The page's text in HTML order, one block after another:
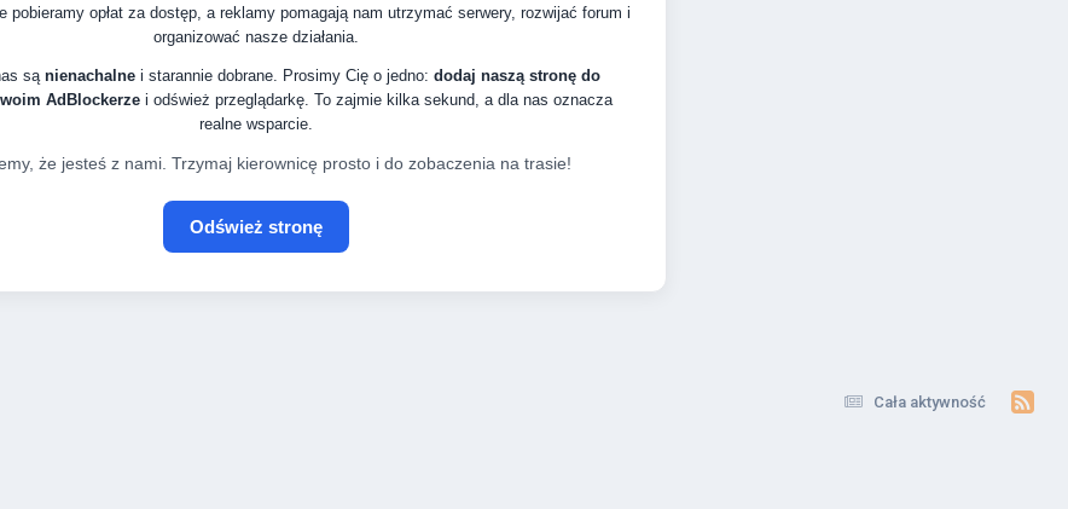
pobieramy opłat za dostęp, a reklamy pomagają nam utrzymać serwery, rozwijać forum i
organizować nasze działania.
są nienachalnei starannie dobrane. Prosimy Cię o jedno: dodaj naszą stronę do
AdBlockerzei odśwież przeglądarkę. To zajmie kilka sekund, a dla nas oznacza
realne wsparcie.
że jesteś z nami. Trzymaj kierownicę prosto i do zobaczenia na trasie!
Odśwież stronę
Cała aktywność